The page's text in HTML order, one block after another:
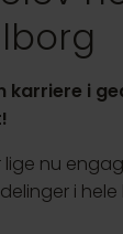
i
lige nu
i